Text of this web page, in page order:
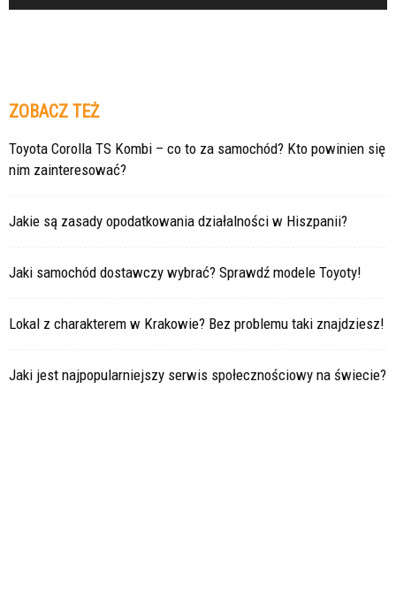
ZOBACZ TEŻ
Toyota Corolla TS Kombi – co to za samochód? Kto powinien się
nim zainteresować?
Jakie są zasady opodatkowania działalności w Hiszpanii?
Jaki samochód dostawczy wybrać? Sprawdź modele Toyoty!
Lokal z charakterem w Krakowie? Bez problemu taki znajdziesz!
Jaki jest najpopularniejszy serwis społecznościowy na świecie?